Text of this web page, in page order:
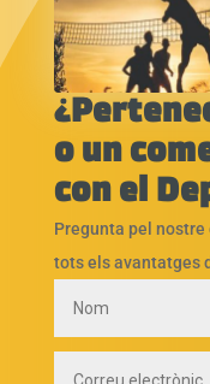
o un
con el
Pregunta pel
tots els avantatges